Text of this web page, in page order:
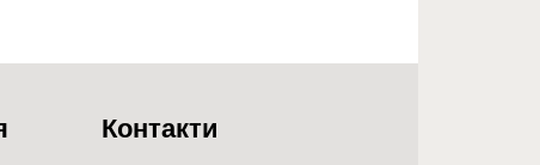
Контакти